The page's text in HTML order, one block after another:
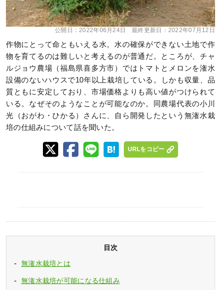
公開日：2022年06月24日 最終更新日： 2022年07月12日
作物にとって命ともいえる水。水の確保ができない土地で作
物を育てるのは難しいと考えるのが普通だ。ところが、チャ
ルジョウ農場（福島県喜多方市）ではトマトとメロンを潅水
設備のないハウスで10年以上栽培している。しかも収量、品
質ともに安定しており、市場価格よりも高い値がつけられて
いる。なぜそのようなことが可能なのか。同農場代表の小川
光（おがわ・ひかる）さんに、自ら開発したという無潅水栽
培の仕組みについて話を聞いた。
URLをコピー
目次
無潅水栽培とは
無潅水栽培が可能になる仕組み